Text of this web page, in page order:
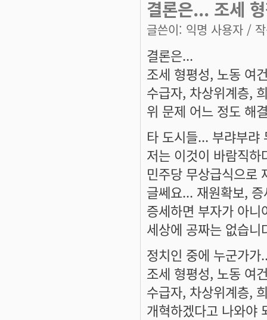
결론은... 조세
글쓴이: 익명 사용자 /
결론은...
조세 형평성, 노동 여
수급자, 차상위계층,
위 문제 어느 정도 해
타 도시들... 부랴부랴
저는 이것이 바람직
민주당 무상급식으로
글쎄요... 재원확보,
증세하면 부자가 아
세상에 공짜는 없습니
정치인 중에 누군가가
조세 형평성, 노동 여
수급자, 차상위계층,
개혁하겠다고 나와야